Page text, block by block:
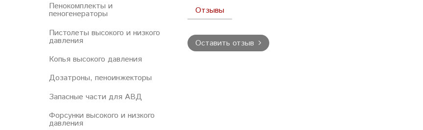
Отзывы
Оставить отзыв
Пенокомплекты и
пеногенераторы
Пистолеты высокого и низкого
давления
Копья высокого давления
Дозатроны, пеноинжекторы
Запасные части для АВД
Форсунки высокого и низкого
давления